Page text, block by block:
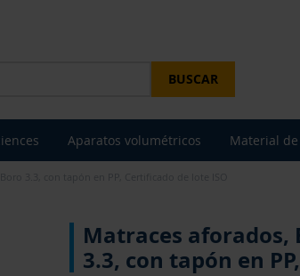
BUSCAR
Aparatos volumétricos Material
Matraces aforados,
3.3, con tapón en